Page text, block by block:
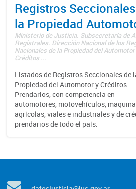
Registros
la Propiedad
Ministerio de Justicia. Subsecretaría de
Registrales. Dirección Nacional de los
Nacionales de la Propiedad del Automotor
Créditos ...
Listados de Registros Seccionales de
Propiedad del Automotor y Créditos
Prendarios, con competencia en
automotores, motovehículos,
agrícolas, viales e industriales y de
prendarios de todo el país.